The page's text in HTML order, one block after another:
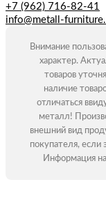
+7 (962) 716-82-41
info@metall-
Внимание
характер.
товаров
наличие
отличаться
металл!
внешний вид
покупателя, если
Информация